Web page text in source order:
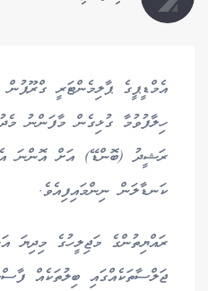
އެމްޑީޕީގެ ޕާލިމެންޓަރީ
ހިލާފުވުމާ ގުޅިގެން މާފަންނު
ރަޝީދު (ބޮންޑޭ) އަށް އޮންނަ
ކަނޑާލަން ނިންމައިފިއެވެ.
ރައްޔިތުންގެ މަޖިލީހުގެ މިދިޔަ
ޖަލްސާތަކެއްގައި ބިލުތަކެއް